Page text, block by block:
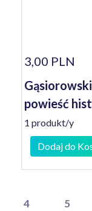
3,00 PLN
powieść
1 produkt/y
Dodaj do
4 5